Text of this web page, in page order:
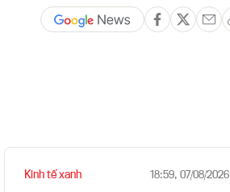
Kinh tế xanh 18:59, 07/08/2026